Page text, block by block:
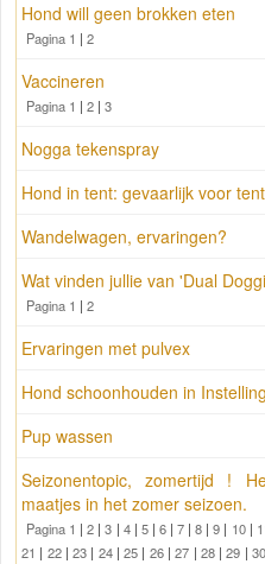
Hond will geen brokken eten
Pagina 1 | 2
Vaccineren
Pagina 1 | 2 | 3
Nogga tekenspray
Hond in tent: gevaarlijk voor
Wandelwagen, ervaringen?
Wat vinden jullie van 'Dual
Pagina 1 | 2
Ervaringen met pulvex
Hond schoonhouden in
Pup wassen
Seizonentopic, zomertijd !
maatjes in het zomer seizoen.
Pagina 1 |2 |3 | 4| 5| 6|7 |8 |9 | 10|
21 | 22|23 | 24|25 | 26|27 | 28|29 | 30